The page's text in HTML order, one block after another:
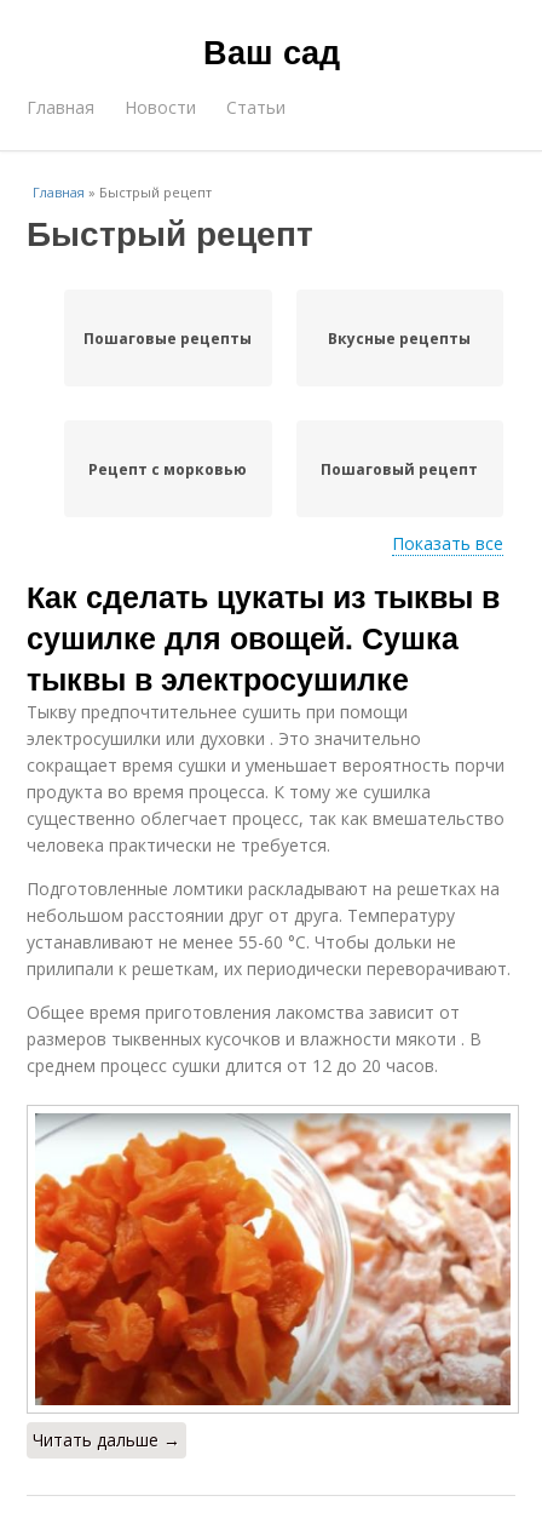
Ваш сад
Главная Новости Статьи
Главная » Быстрый рецепт
Быстрый рецепт
Пошаговые рецепты Вкусные рецепты
Рецепт с морковью Пошаговый рецепт
Классические
рецепты
Рецепты с фото
Рецепт с фото Классический рецепт
Курник по рецепту
Показать все
Как сделать цукаты из тыквы в
сушилке для овощей. Сушка
тыквы в электросушилке
Тыкву предпочтительнее сушить при помощи
электросушилки или духовки . Это значительно
сокращает время сушки и уменьшает вероятность порчи
продукта во время процесса. К тому же сушилка
существенно облегчает процесс, так как вмешательство
человека практически не требуется.
Подготовленные ломтики раскладывают на решетках на
небольшом расстоянии друг от друга. Температуру
устанавливают не менее 55-60 °С. Чтобы дольки не
прилипали к решеткам, их периодически переворачивают.
Общее время приготовления лакомства зависит от
размеров тыквенных кусочков и влажности мякоти . В
среднем процесс сушки длится от 12 до 20 часов.
Читать дальше →